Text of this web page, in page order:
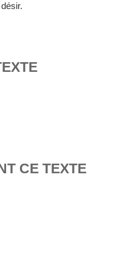
CE TEXTE